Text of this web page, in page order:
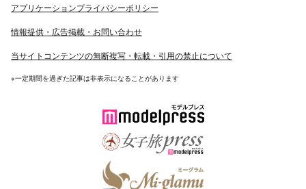
アプリケーションプライバシーポリシー
情報提供・広告掲載・お問い合わせ
当サイトコンテンツの無断複写・転載・引用の禁止について
※一定期間を過ぎた記事は非表示になることがあります